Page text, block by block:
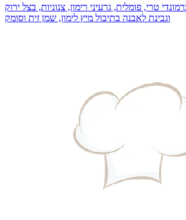
טרי, פומלית, גרעיני רימון, צנוניות, בצל ירוק
וגבינת לאבנה בתיבול מיץ לימון, שמן זית וסומק